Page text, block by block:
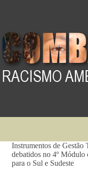
Instrumentos de Gestão
debatidos no 4º
para o Sul e Sudeste